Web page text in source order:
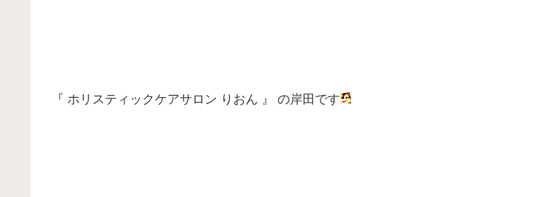
『 ホリスティックケアサロン りおん 』 の岸田です